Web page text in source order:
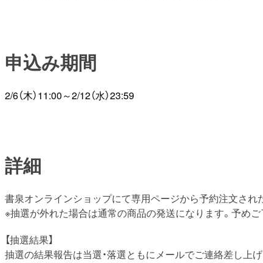
申込み期間
2/6（木）11:00～2/12（水）23:59
詳細
書泉オンラインショップにて専用ページから予約注文され
※抽選が外れた場合は通常の商品の発送になります。予めご
【抽選結果】
抽選の結果報告は当選・落選ともにメールでご連絡差し上げ